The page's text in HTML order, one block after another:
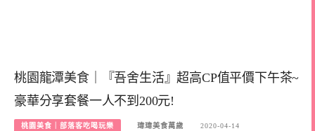
桃園龍潭美食｜『吾舍生活』超高CP值平價下午茶~
豪華分享套餐一人不到200元!
桃園美食｜部落客吃喝玩樂 瑋瑋美食萬歲 2020-04-14